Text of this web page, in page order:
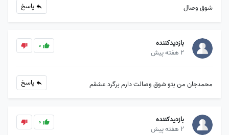
شوق وصال پاسخ
بازدیدکننده
2 هفته پیش
0
محمدجان من بتو شوق وصالت دارم برگرد عشقم پاسخ
بازدیدکننده
2 هفته پیش
0